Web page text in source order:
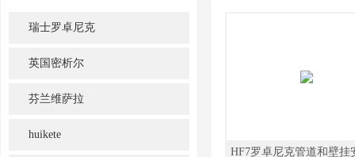
SERVICES
瑞士罗卓尼克
英国密析尔
芬兰维萨拉
huikete
HF7罗卓尼克管道和壁挂